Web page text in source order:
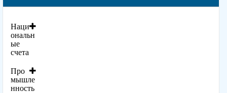
Наци
ональн
ые
счета
Про
мышле
нность